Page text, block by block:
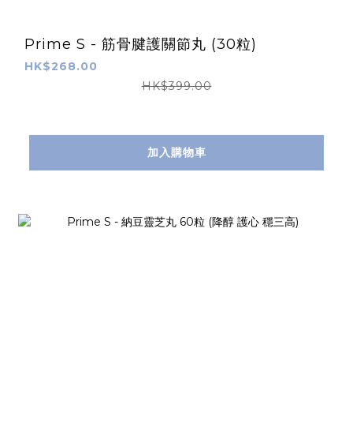
Prime S - 筋骨腱護關節丸 (30粒)
HK$268.00
HK$399.00
加入購物車